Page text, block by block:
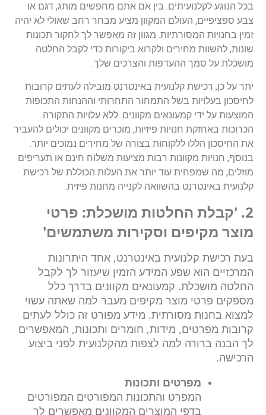
בכל הנוגע לקלנועיתים. בין אם אתם מחפשים מותג, דגם או
צבע ספציפיים, העולם המקוון מציע מבחר רחב שאולי לא יהיה
זמין בחנויות המסורתיות. מגוון זה מאפשר לך לחקור תכונות
שונות, להשוות מחירים ולקרוא ביקורות כדי לקבל החלטה
מושכלת על סמך ההעדפות והצרכים שלך.
יתר על כן, רכישת קלנועית באינטרנט מובילה לעתים קרובות
לחיסכון בעלויות בשל התמחור התחרותי וההנחות התכופות
המוצעות על ידי קמעונאים מקוונים. ללא עלויות התקורה
הכרוכות באחזקת חנויות פיזיות, מוכרים מקוונים יכולים להעביר
את החיסכון הללו ללקוחות בצורה של מחירים נמוכים יותר.
בנוסף, חנויות מקוונות רבות מציעות משלוח חינם או תעריפים
מוזלים, מה שמפחית עוד יותר את העלות הכוללת של רכישת
קלנועית באינטרנט בהשוואה לקנייה מחנות פיזית.
2. 'קבלת החלטות מושכלת: פרטי
מוצר מקיפים וסקירות משתמשים'
בעת רכישת קלנועית באינטרנט, אחד היתרונות
המרכזיים הוא שפע המידע הזמין שיעזור לך לקבל
החלטה מושכלת. קמעונאים מקוונים בדרך כלל
מספקים פרטי מוצר מקיפים מעבר למה שאתה עשוי
למצוא בחנות מסורתית. מידע מפורט זה כולל לעתים
קרובות מפרטים, מידות, חומרים ותכונות, המאפשרים
לך הבנה ברורה למה לצפות מהקלנועית לפני ביצוע
הרכישה.
מפרטים ותכונות
המפרט והתכונות המפורטים המפורטים
בדפי המוצרים המקוונים מאפשרים לך